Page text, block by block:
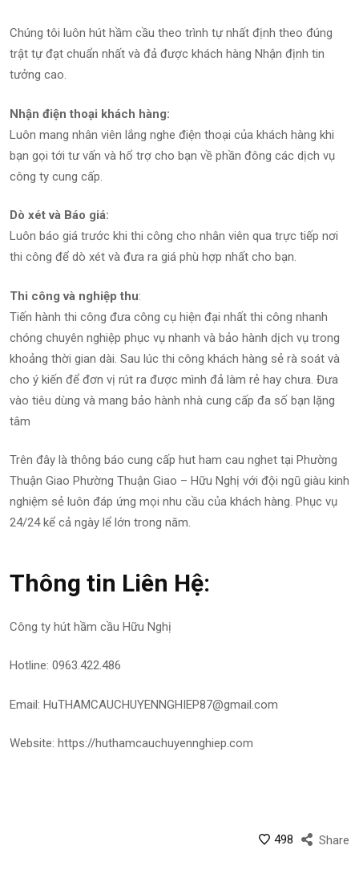
Chúng tôi luôn hút hầm cầu theo trình tự nhất định theo đúng
trật tự đạt chuẩn nhất và đả được khách hàng Nhận định tin
tưởng cao.
Nhận điện thoại khách hàng:
Luôn mang nhân viên lắng nghe điện thoại của khách hàng khi
bạn gọi tới tư vấn và hổ trợ cho bạn về phần đông các dịch vụ
công ty cung cấp.
Dò xét và Báo giá:
Luôn báo giá trước khi thi công cho nhân viên qua trực tiếp nơi
thi công để dò xét và đưa ra giá phù hợp nhất cho bạn.
Thi công và nghiệp thu:
Tiến hành thi công đưa công cụ hiện đại nhất thi công nhanh
chóng chuyên nghiệp phục vụ nhanh và bảo hành dịch vụ trong
khoảng thời gian dài. Sau lúc thi công khách hàng sẻ rà soát và
cho ý kiến để đơn vị rút ra được mình đả làm rẻ hay chưa. Đưa
vào tiêu dùng và mang bảo hành nhà cung cấp đa số bạn lặng
tâm
Trên đây là thông báo cung cấp hut ham cau nghet tại Phường
Thuận Giao Phường Thuận Giao – Hữu Nghị với đội ngũ giàu kinh
nghiệm sẻ luôn đáp ứng mọi nhu cầu của khách hàng. Phục vụ
24/24 kể cả ngày lể lớn trong năm.
Thông tin Liên Hệ:
Công ty hút hầm cầu Hữu Nghị
Hotline: 0963.422.486
Email: HuTHAMCAUCHUYENNGHIEP87@gmail.com
Website: https://huthamcauchuyennghiep.com
Share
498